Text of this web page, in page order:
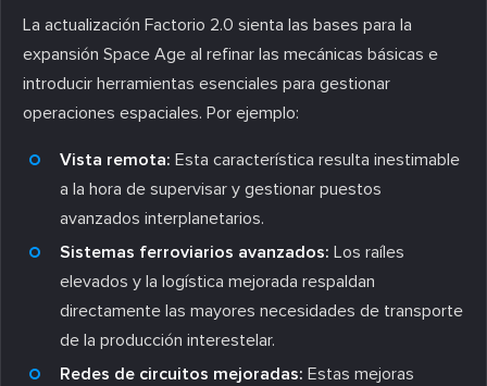
La actualización Factorio 2.0 sienta las bases para la
expansión Space Age al refinar las mecánicas básicas e
introducir herramientas esenciales para gestionar
operaciones espaciales. Por ejemplo:
Vista remota: Esta característica resulta inestimable
a la hora de supervisar y gestionar puestos
avanzados interplanetarios.
Sistemas ferroviarios avanzados: Los raíles
elevados y la logística mejorada respaldan
directamente las mayores necesidades de transporte
de la producción interestelar.
Redes de circuitos mejoradas: Estas mejoras